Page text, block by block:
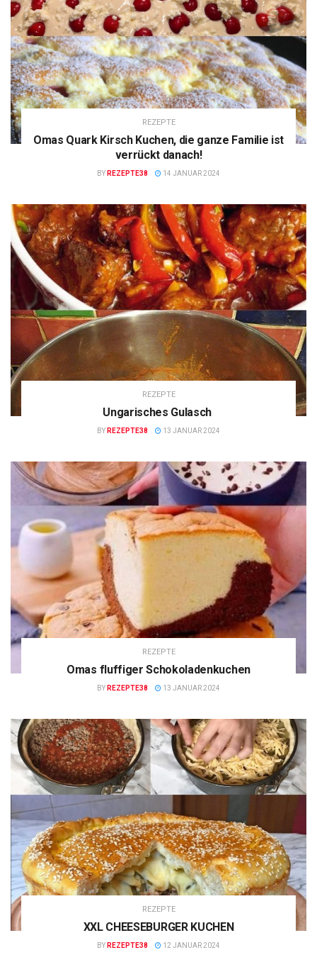
REZEPTE
Omas Quark Kirsch Kuchen, die ganze Familie ist
verrückt danach!
BY REZEPTE38 14 JANUAR 2024
REZEPTE
Ungarisches Gulasch
BY REZEPTE38 13 JANUAR 2024
REZEPTE
Omas fluffiger Schokoladenkuchen
BY REZEPTE38 13 JANUAR 2024
REZEPTE
XXL CHEESEBURGER KUCHEN
BY REZEPTE38 12 JANUAR 2024